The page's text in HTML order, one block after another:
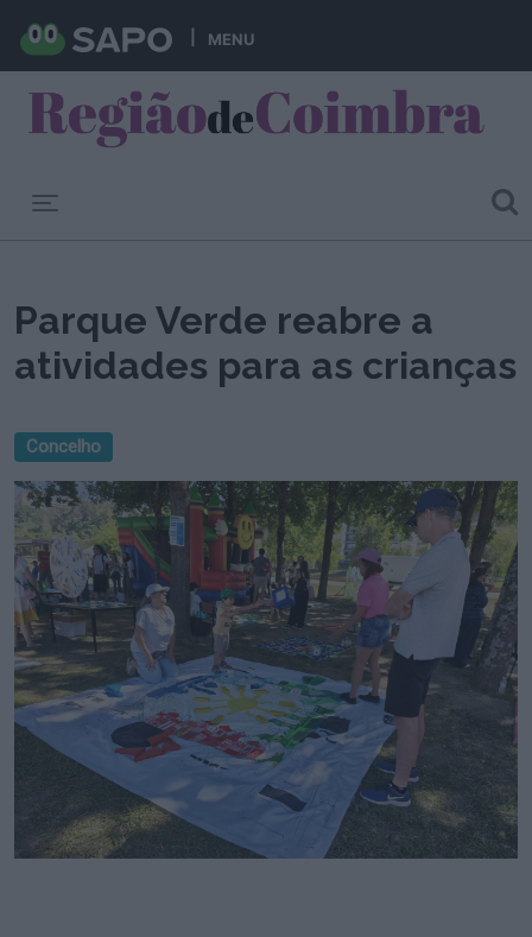
MENU
Parque Verde reabre a
atividades para as crianças
Concelho